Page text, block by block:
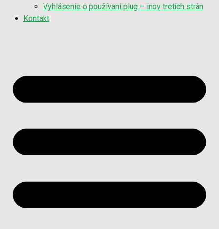
Vyhlásenie o používaní plug – inov tretích strán
Kontakt